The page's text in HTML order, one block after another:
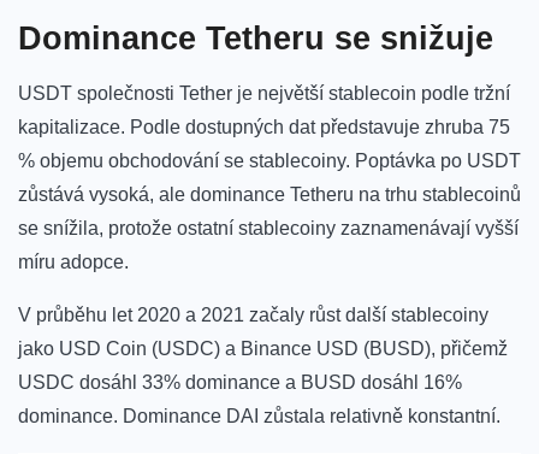
Dominance Tetheru se snižuje
USDT společnosti Tether je největší stablecoin podle tržní
kapitalizace. Podle dostupných dat představuje zhruba 75
% objemu obchodování se stablecoiny. Poptávka po USDT
zůstává vysoká, ale dominance Tetheru na trhu stablecoinů
se snížila, protože ostatní stablecoiny zaznamenávají vyšší
míru adopce.
V průběhu let 2020 a 2021 začaly růst další stablecoiny
jako USD Coin (USDC) a Binance USD (BUSD), přičemž
USDC dosáhl 33% dominance a BUSD dosáhl 16%
dominance. Dominance DAI zůstala relativně konstantní.